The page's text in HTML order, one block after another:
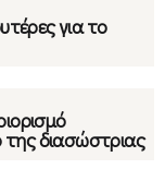
για το
διασώστριας